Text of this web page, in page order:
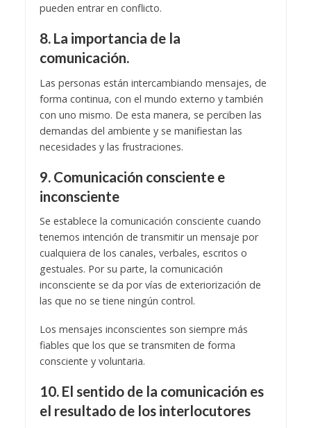
pueden entrar en conflicto.
8. La importancia de la
comunicación.
Las personas están intercambiando mensajes, de
forma continua, con el mundo externo y también
con uno mismo. De esta manera, se perciben las
demandas del ambiente y se manifiestan las
necesidades y las frustraciones.
9. Comunicación consciente e
inconsciente
Se establece la comunicación consciente cuando
tenemos intención de transmitir un mensaje por
cualquiera de los canales, verbales, escritos o
gestuales. Por su parte, la comunicación
inconsciente se da por vías de exteriorización de
las que no se tiene ningún control.
Los mensajes inconscientes son siempre más
fiables que los que se transmiten de forma
consciente y voluntaria.
10. El sentido de la comunicación es
el resultado de los interlocutores